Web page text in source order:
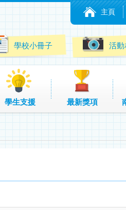
主頁
學校小冊子 活
學生支援 最新獎項